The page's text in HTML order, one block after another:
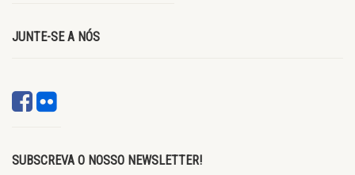
JUNTE-SE A NÓS
SUBSCREVA O NOSSO NEWSLETTER!